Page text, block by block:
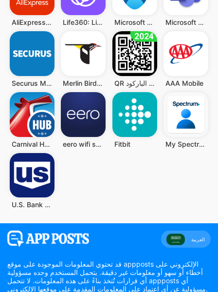
AliExpress:تسوق عبر الإنترنت Life360: Live Location Sharing Microsoft Authenticator Microsoft Teams
Securus Mobile Merlin Bird ID by Cornell Lab QR قارئ رمز - قارئ الباركود QR AAA Mobile
Carnival HUB eero wifi system Fitbit My Spectrum
U.S. Bank Mobile Banking
العربية
قد تحتوي المعلومات الموجودة على موقع appposts الإلكتروني على
أخطاء أو سهو أو معلومات غير دقيقة. يتحمل المستخدم وحده مسؤولية
أي قرارات تُتخذ بناءً على هذه المعلومات. لا تتحمل appposts أي
مسؤولية عن أي اعتماد على المعلومات المقدمة على موقعها الإلكتروني.